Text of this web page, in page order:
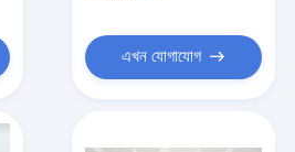
এখন যোগাযোগ